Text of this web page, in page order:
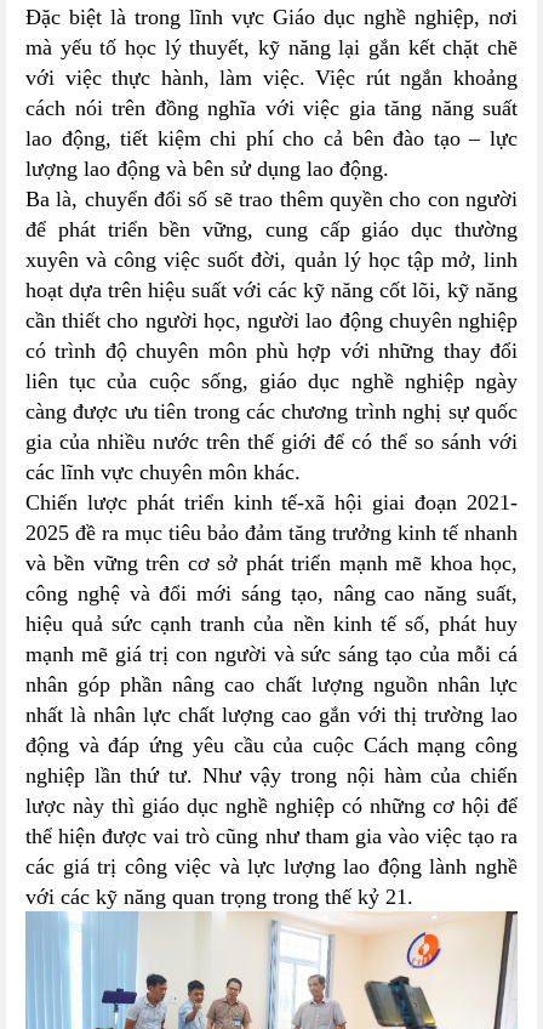
Đặc biệt là trong lĩnh vực Giáo dục nghề nghiệp, nơi
mà yếu tố học lý thuyết, kỹ năng lại gắn kết chặt chẽ
với việc thực hành, làm việc. Việc rút ngắn khoảng
cách nói trên đồng nghĩa với việc gia tăng năng suất
lao động, tiết kiệm chi phí cho cả bên đào tạo – lực
lượng lao động và bên sử dụng lao động.
Ba là, chuyển đổi số sẽ trao thêm quyền cho con người
để phát triển bền vững, cung cấp giáo dục thường
xuyên và công việc suốt đời, quản lý học tập mở, linh
hoạt dựa trên hiệu suất với các kỹ năng cốt lõi, kỹ năng
cần thiết cho người học, người lao động chuyên nghiệp
có trình độ chuyên môn phù hợp với những thay đổi
liên tục của cuộc sống, giáo dục nghề nghiệp ngày
càng được ưu tiên trong các chương trình nghị sự quốc
gia của nhiều nước trên thế giới để có thể so sánh với
các lĩnh vực chuyên môn khác.
Chiến lược phát triển kinh tế-xã hội giai đoạn 2021-
2025 đề ra mục tiêu bảo đảm tăng trưởng kinh tế nhanh
và bền vững trên cơ sở phát triển mạnh mẽ khoa học,
công nghệ và đổi mới sáng tạo, nâng cao năng suất,
hiệu quả sức cạnh tranh của nền kinh tế số, phát huy
mạnh mẽ giá trị con người và sức sáng tạo của mỗi cá
nhân góp phần nâng cao chất lượng nguồn nhân lực
nhất là nhân lực chất lượng cao gắn với thị trường lao
động và đáp ứng yêu cầu của cuộc Cách mạng công
nghiệp lần thứ tư. Như vậy trong nội hàm của chiến
lược này thì giáo dục nghề nghiệp có những cơ hội để
thể hiện được vai trò cũng như tham gia vào việc tạo ra
các giá trị công việc và lực lượng lao động lành nghề
với các kỹ năng quan trọng trong thế kỷ 21.